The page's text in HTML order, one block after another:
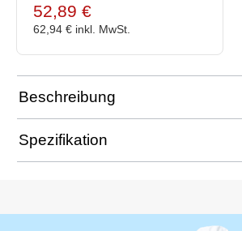
52,89 €
62,94 € inkl. MwSt.
Beschreibung
Spezifikation